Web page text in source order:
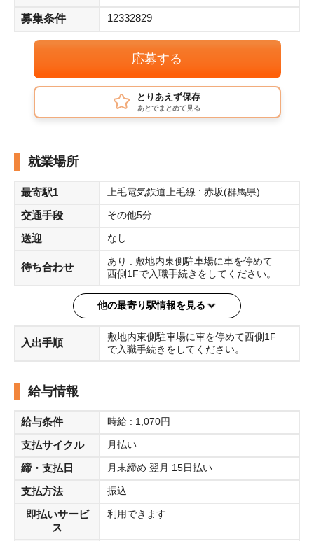
募集条件 12332829
応募する
とりあえず保存
あとでまとめて見る
就業場所
最寄駅1 上毛電気鉄道上毛線 : 赤坂(群馬県)
交通手段 その他5分
送迎 なし
待ち合わせ
あり : 敷地内東側駐車場に車を停めて
西側1Fで入職手続きをしてください。
他の最寄り駅情報を見る
入出手順
敷地内東側駐車場に車を停めて西側1F
で入職手続きをしてください。
給与情報
給与条件 時給 : 1,070円
支払サイクル 月払い
締・支払日 月末締め 翌月 15日払い
支払方法 振込
即払いサービ
ス
利用できます